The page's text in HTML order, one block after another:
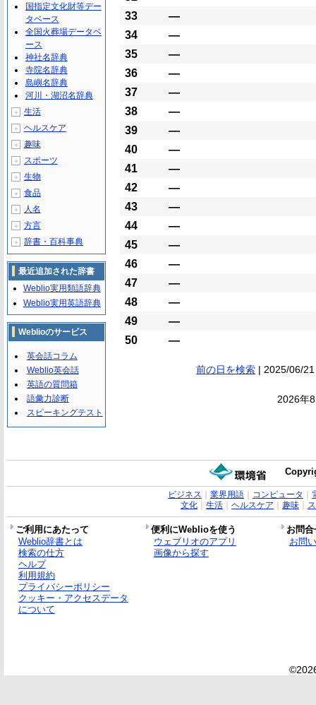
33
―
34
―
35
―
36
―
37
―
38
―
39
―
40
―
41
―
42
―
43
―
44
―
45
―
46
―
47
―
48
―
49
―
50
―
前の日を検索| 2025/06/
2026年
国指定文化財等デー
タベース
全国火葬場データベ
ース
神社名辞典
寺院名辞典
島嶼名辞典
河川・湖沼名辞典
＋ 生活
＋ ヘルスケア
＋ 趣味
＋ スポーツ
＋ 生物
＋ 食品
＋ 人名
＋ 方言
＋ 辞書・百科事典
最近追加された辞書
Weblio実用類語辞典
Weblio実用英語辞典
Weblioのサービス
英会話コラム
Weblio英会話
英語の質問箱
語彙力診断
スピーキングテスト
ビジネス 業界用語｜ コンピュータ
文化｜ 生活｜ ヘルスケア 趣味｜
ご利用にあたって 便利にWeblioを使う
お問
Weblio辞書とは
検索の仕方
ヘルプ
利用規約
プライバシーポリシー
クッキー・アクセスデータ
について
ウェブリオのアプリ
画像から探す
お問